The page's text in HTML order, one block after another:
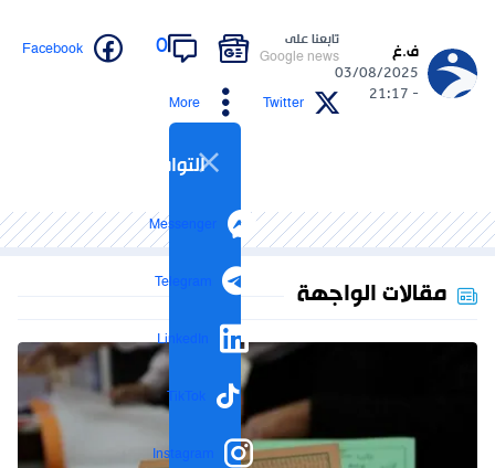
ف.غ
03/08/2025
- 21:17
تابعنا على
Google news
0
Facebook
Twitter
More
التواصل الاجتماعي
Messenger
Telegram
LinkedIn
TikTok
Instagram
مقالات الواجهة